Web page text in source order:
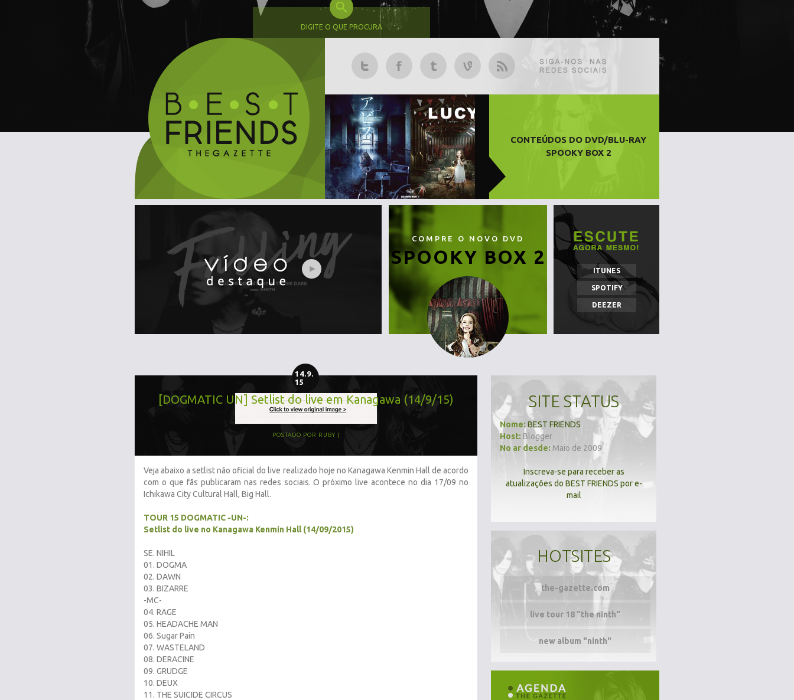
DIGITE O QUE PROCURA
CONTEÚDOS DO DVD/BLU-RAY
SPOOKY BOX 2
COMPRE O NOVO DVD
SPOOKY BOX 2
ITUNES
SPOTIFY
DEEZER
14.9.
15
[DOGMATIC UN] Setlist do live em Kanagawa (14/9/15)
POSTADO POR RUBY
Veja abaixo a setlist não oficial do live realizado hoje no Kanagawa Kenmin Hall de acordo
com o que fãs publicaram nas redes sociais. O próximo live acontece no dia 17/09 no
Ichikawa City Cultural Hall, Big Hall.
TOUR 15 DOGMATIC -UN-:
Setlist do live no Kanagawa Kenmin Hall (14/09/2015)
SE. NIHIL
01. DOGMA
02. DAWN
03. BIZARRE
-MC-
04. RAGE
05. HEADACHE MAN
06. Sugar Pain
07. WASTELAND
08. DERACINE
09. GRUDGE
10. DEUX
11. THE SUICIDE CIRCUS
SITE STATUS
Nome: BEST FRIENDS
Host: Blogger
No ar desde: Maio de 2009
Inscreva-se para receber as
atualizações do BEST FRIENDS por e-
mail
HOTSITES
the-gazette.com
live tour 18 "the ninth"
new album "ninth"